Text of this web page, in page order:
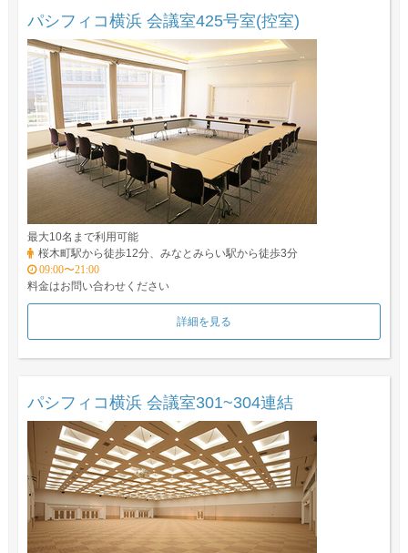
パシフィコ横浜 会議室425号室(控室)
最大10名まで利用可能
桜木町駅から徒歩12分、みなとみらい駅から徒歩3分
09:00〜21:00
料金はお問い合わせください
詳細を見る
パシフィコ横浜 会議室301~304連結